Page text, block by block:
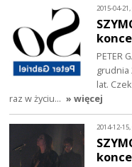
2015-04-
PETER
grudnia
lat.
raz w życiu… » więcej
2014-12-